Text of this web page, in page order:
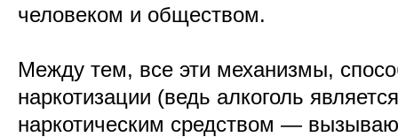
человеком и обществом.
Между тем, все эти механизмы,
наркотизации (ведь алкоголь
наркотическим средством —